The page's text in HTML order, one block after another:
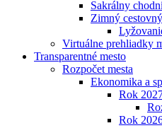
Sakrálny
Zimný
Virtuálne prehliadky
Transparentné mesto
Rozpočet mesta
Ekonomika a
Rok
Rok